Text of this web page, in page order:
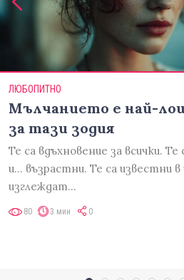
ЛЮБОПИТНО
Мълчанието е най-
за тази зодия
Те са вдъхновение за всички. Те
и... възрастни. Те са известни
изглеждат…
80 3 мин 0